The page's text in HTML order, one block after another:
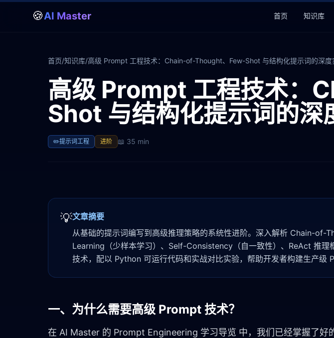
🍪AI Master 首页 知识库
首页/知识库/高级 Prompt 工程技术：Chain-of-Thought、Few-Shot 与结构化提示词的深度
高级 Prompt 工程技术
Shot 与结构化提示词的深
✏️提示词工程 进阶 📖 35 min
💡文章摘要
从基础的提示词编写到高级推理策略的系统性进阶。深入解析 Chain-of-
Learning（少样本学习）、Self-Consistency（自一致性）、ReAct 推
技术，配以 Python 可运行代码和实战对比实验，帮助开发者构建生产级
一、为什么需要高级 Prompt 技术？
在 AI Master 的 Prompt Engineering 学习导览 中，我们已经掌握了好